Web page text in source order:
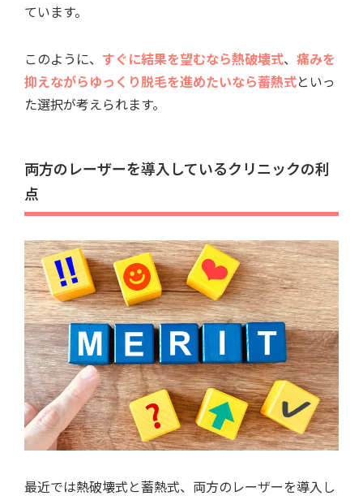
ています。
このように、 すぐに結果を望むなら熱破壊式、 痛みを
抑えながらゆっくり脱毛を進めたいなら蓄熱式といっ
た選択が考えられます。
両方のレーザーを導入しているクリニックの利
点
最近では熱破壊式と蓄熱式、両方のレーザーを導入し